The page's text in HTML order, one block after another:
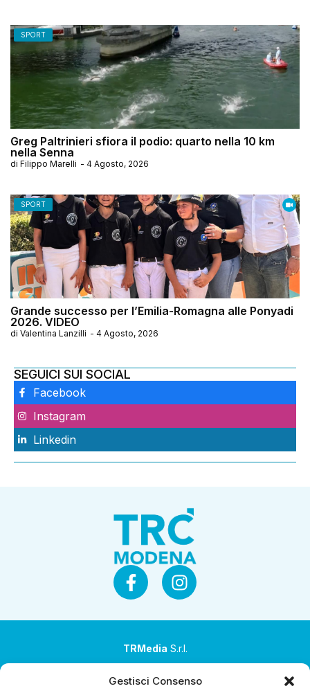
Gestisci Consenso
SPORT
Greg Paltrinieri sfiora il podio: quarto nella 10 km
nella Senna
di Filippo Marelli - 4 Agosto, 2026
SPORT
Grande successo per l’Emilia-Romagna alle Ponyadi
2026. VIDEO
di Valentina Lanzilli - 4 Agosto, 2026
SEGUICI SUI SOCIAL
Facebook
Instagram
Linkedin
TRMedia S.r.l.